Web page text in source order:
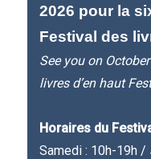
2026 pour la
Festival des
See you on
livres d’en haut
Horaires du
Samedi : 10h-19h /